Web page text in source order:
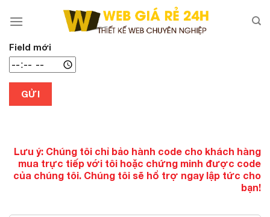
đến
nội
dung
Field mới
GỬI
Lưu ý: Chúng tôi chỉ bảo hành code cho khách hàng
mua trực tiếp với tôi hoặc chứng minh được code
của chúng tôi. Chúng tôi sẽ hổ trợ ngay lập tức cho
bạn!